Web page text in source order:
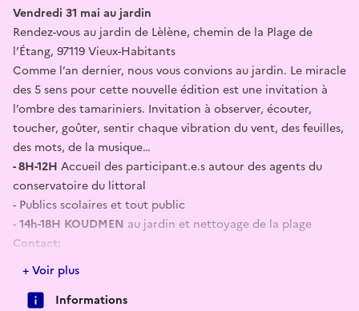
Vendredi 31 mai au jardin
Rendez-vous au jardin de Lèlène, chemin de la Plage de
l’Étang, 97119 Vieux-Habitants
Comme l’an dernier, nous vous convions au jardin. Le miracle
des 5 sens pour cette nouvelle édition est une invitation à
l’ombre des tamariniers. Invitation à observer, écouter,
toucher, goûter, sentir chaque vibration du vent, des feuilles,
des mots, de la musique…
- 8H-12H Accueil des participant.e.s autour des agents du
conservatoire du littoral
- Publics scolaires et tout public
-14h-18H KOUDMEN au jardin et nettoyage de la plage
Contact:
Marie-Hélène POULAIN +590 690 202605
Évelyne DANOIS +590 690 322477
+ Voir plus
Informations